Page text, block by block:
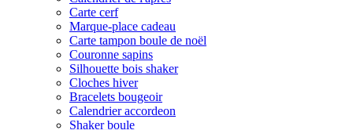
Carte cerf
Marque-place cadeau
Carte tampon boule de noël
Couronne sapins
Silhouette bois shaker
Cloches hiver
Bracelets bougeoir
Calendrier accordeon
Shaker boule